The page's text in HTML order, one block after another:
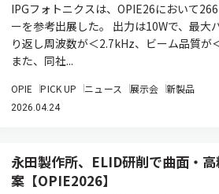
IPGフォトニクスは、OPIE26において
ーを参考出展した。 出力は10Wで、最大
り返し周波数が＜2.7kHz、ビーム品質が
また、同社...
OPIE PICK UP ニュース 展示会 新製品
2026.04.24
永田製作所、ELID研削で曲面・
案【OPIE2026】